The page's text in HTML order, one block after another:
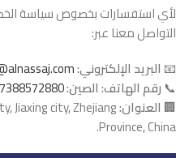
لأي استفسارات بخصوص سياسة
التواصل معنا عبر:
📧 البريد الإلكتروني:
📞 رقم الهاتف:الصين:
🏢 العنوان:Jiaxing city, Zhejiang
Province, China.